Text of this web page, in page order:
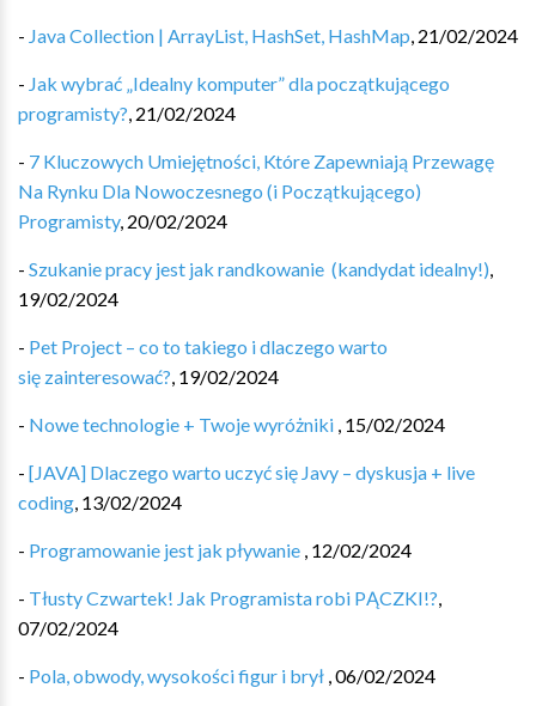
- Java Collection | ArrayList, HashSet, HashMap, 21/02/2024
- Jak wybrać „Idealny komputer” dla początkującego
programisty?, 21/02/2024
- 7 Kluczowych Umiejętności, Które Zapewniają Przewagę
Na Rynku Dla Nowoczesnego (i Początkującego)
Programisty, 20/02/2024
- Szukanie pracy jest jak randkowanie ‍️‍ (kandydat idealny!),
19/02/2024
- Pet Project – co to takiego i dlaczego warto
się zainteresować?, 19/02/2024
- Nowe technologie + Twoje wyróżniki , 15/02/2024
- [JAVA] Dlaczego warto uczyć się Javy – dyskusja + live
coding, 13/02/2024
- Programowanie jest jak pływanie , 12/02/2024
- Tłusty Czwartek! Jak Programista robi PĄCZKI!?,
07/02/2024
- Pola, obwody, wysokości figur i brył ,06/02/2024